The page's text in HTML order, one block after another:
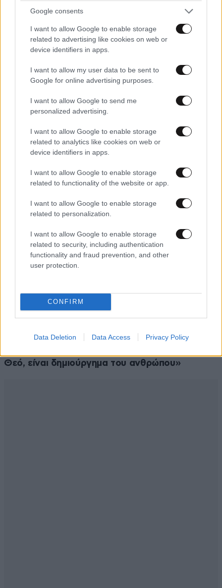
Google consents
I want to allow Google to enable storage
related to advertising like cookies on web or
device identifiers in apps.
I want to allow my user data to be sent to
Google for online advertising purposes.
I want to allow Google to send me
personalized advertising.
I want to allow Google to enable storage
related to analytics like cookies on web or
device identifiers in apps.
I want to allow Google to enable storage
related to functionality of the website or app.
I want to allow Google to enable storage
related to personalization.
I want to allow Google to enable storage
related to security, including authentication
functionality and fraud prevention, and other
user protection.
CONFIRM
Data Deletion Data Access Privacy Policy
Τι ώρα βγαίνουν
Απαντήστε
Γιατί έτσι 21·03·2026 12:50
2023 ? 😢
TRENDING
LIFESTYLE06·08·2026 16:11
Θεό, είναι δημιούργημα του ανθρώπου»